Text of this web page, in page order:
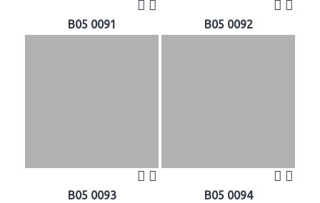
B05 0091 B05 0092
B05 0093 B05 0094